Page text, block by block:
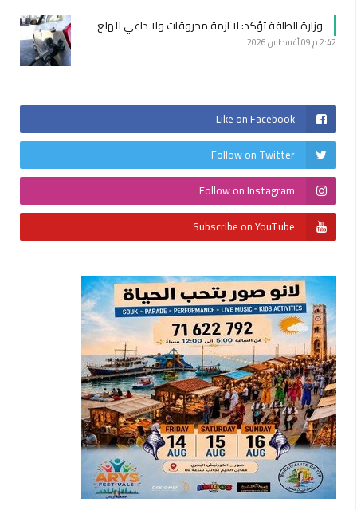
وزارة الطاقة تؤكد: لا ازمة محروقات ولا داعي للهلع
2:42 م 09 أغسطس 2026
Like on Facebook
Follow on Twitter
Follow on Instagram
Subscribe on YouTube